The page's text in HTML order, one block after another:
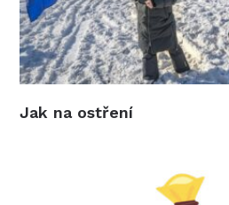
Jak na ostření